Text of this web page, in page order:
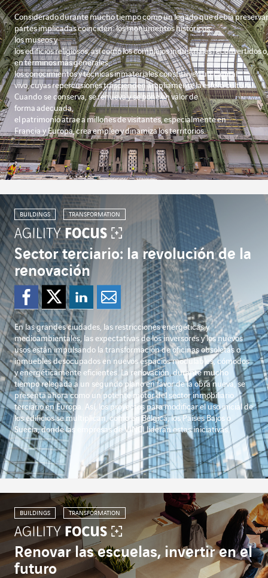
Consideradodurantemuchotiempocomounlegadoquedebía
partesimplicadascoinciden: losmonumentoshistóricos,
losmuseosy
losedificiosreligiosos,asícomoloscomplejosindustrialesreconvertidoso,
entérminosmásgenerales,
losconocimientosytécnicasinmaterialesconstituyenun capital
vivo,cuyasrepercusionestrasciendenampliamentelaesferacultural.
Cuando se conserva, serenuevay seponeenvalorde
forma adecuada,
el patrimonioatraeamillonesdevisitantes,especialmenteen
Francia y Europa,creaempleoydinamizalosterritorios.
BUILDINGS TRANSFORMATION
Sector terciario: la revolución de la
renovación
Compartir en
Compartir en
Compartir en
Enviar por e-
En las grandes ciudades, las restricciones energéticas y
medioambientales, las expectativas de los inversores y los nuevos
usos están impulsando la transformación de oficinas obsoletas o
inmuebles desocupados en nuevos espacios modulables, cómodos
y energéticamente eficientes. La renovación, durante mucho
tiempo relegada a un segundo plano en favor de la obra nueva, se
presenta ahora como un potente motor del sector inmobiliario
terciario en Europa. Así, los proyectos para modificar el uso inicial de
los edificios se multiplican, como en Bélgica, los Países Bajos o
Suecia, donde las empresas de VINCI lideran estas iniciativas.
BUILDINGS TRANSFORMATION
Renovar las escuelas, invertir en el
futuro